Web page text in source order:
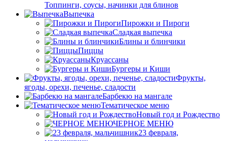
Топпинги, соусы, начинки для блинов
Выпечка
Пирожки и Пироги
Сладкая выпечка
Блины и блинчики
Пиццы
Круасcаны
Бургеры и Киши
Фрукты,
ягоды, орехи, печенье, сладости
Барбекю на мангале
Тематическое меню
Новый год и Рождество
ЧЕРНОЕ МЕНЮ
23 февраля,